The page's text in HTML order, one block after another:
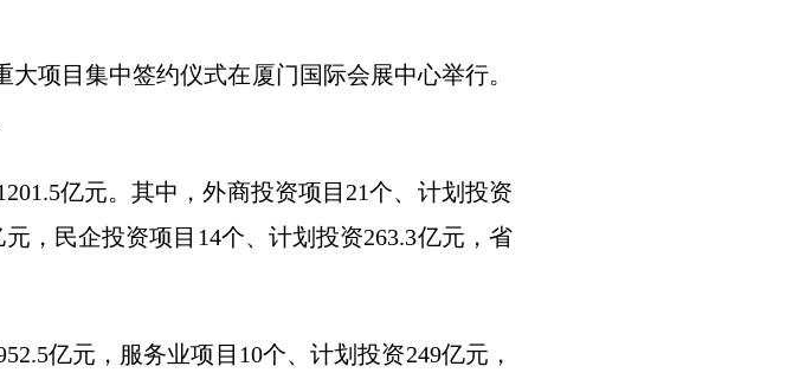
项目集中签约仪式在厦门国际会展中心举行。
亿元。其中，外商投资项目21个、计划投资
，民企投资项目14个、计划投资263.3亿元，省
亿元，服务业项目10个、计划投资249亿元，